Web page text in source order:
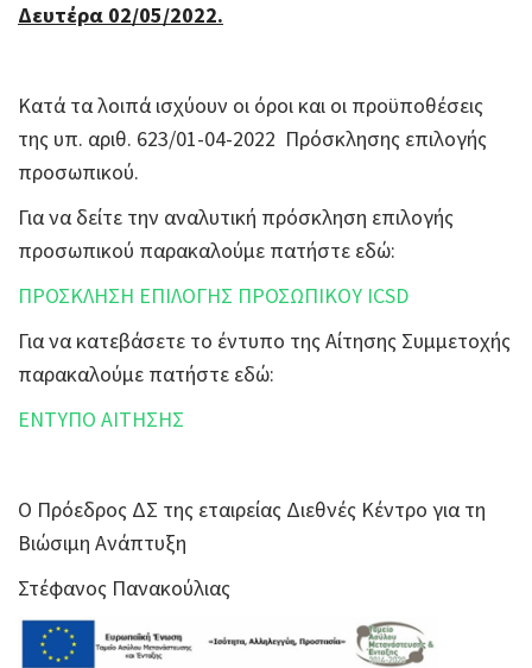
Δευτέρα 02/05/2022.
Κατά τα λοιπά ισχύουν οι όροι και οι προϋποθέσεις
της υπ. αριθ. 623/01-04-2022 Πρόσκλησης επιλογής
προσωπικού.
Για να δείτε την αναλυτική πρόσκληση επιλογής
προσωπικού παρακαλούμε πατήστε εδώ:
ΠΡΟΣΚΛΗΣΗ ΕΠΙΛΟΓΗΣ ΠΡΟΣΩΠΙΚΟΥ ICSD
Για να κατεβάσετε το έντυπο της Αίτησης Συμμετοχής
παρακαλούμε πατήστε εδώ:
ΕΝΤΥΠΟ ΑΙΤΗΣΗΣ
Ο Πρόεδρος ΔΣ της εταιρείας Διεθνές Κέντρο για τη
Βιώσιμη Ανάπτυξη
Στέφανος Πανακούλιας